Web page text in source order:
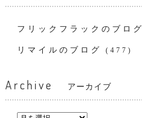
フリックフラックのブログ
リマイルのブログ (477)
Archive アーカイブ